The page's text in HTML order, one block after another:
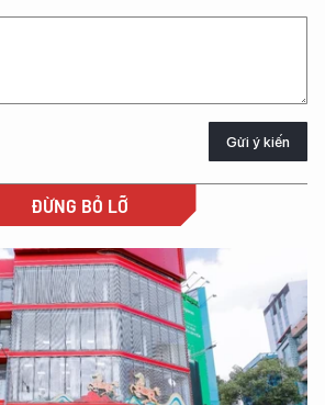
Gửi ý kiến
ĐỪNG BỎ LỠ